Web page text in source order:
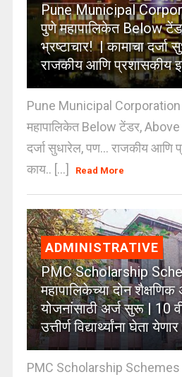
Pune Municipal
पुणे महापालिकेत Below
भ्रष्टाचार! | कामाचा दर्जा
राजकीय आणि प्रशासकीय
Pune Municipal
महापालिकेत Below टेंडर, Above
दर्जा सुधारेल, पण… राजकीय आणि
काय.. [...]
Read More
ADMINISTRATIVE
PMC Scholarship
महापालिकेच्या दोन शैक्षणिक
योजनांसाठी अर्ज सुरू | 10
उत्तीर्ण विद्यार्थ्यांना घेता
PMC Scholarship Schemes |